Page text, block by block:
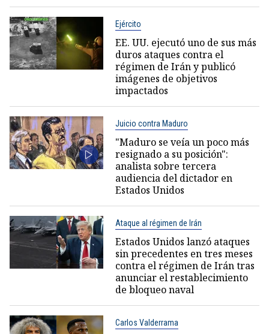
Ejército
EE. UU. ejecutó uno de sus más
duros ataques contra el
régimen de Irán y publicó
imágenes de objetivos
impactados
Juicio contra Maduro
"Maduro se veía un poco más
resignado a su posición":
analista sobre tercera
audiencia del dictador en
Estados Unidos
Ataque al régimen de Irán
Estados Unidos lanzó ataques
sin precedentes en tres meses
contra el régimen de Irán tras
anunciar el restablecimiento
de bloqueo naval
Carlos Valderrama